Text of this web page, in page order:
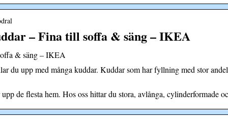
– Fina till soffa & säng – IKEA
& säng – IKEA
du upp med många kuddar. Kuddar som har fyllning med stor
de flesta hem. Hos oss hittar du stora, avlånga, cylinderformade